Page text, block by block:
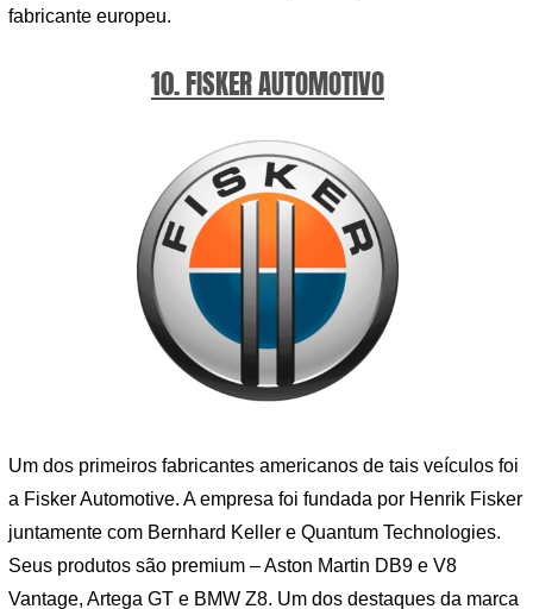
fabricante europeu.
10. FISKER AUTOMOTIVO
Um dos primeiros fabricantes americanos de tais veículos foi
a Fisker Automotive. A empresa foi fundada por Henrik Fisker
juntamente com Bernhard Keller e Quantum Technologies.
Seus produtos são premium – Aston Martin DB9 e V8
Vantage, Artega GT e BMW Z8. Um dos destaques da marca